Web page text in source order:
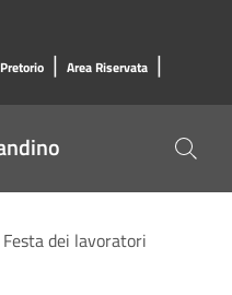
| Area Riservata |
dei lavoratori